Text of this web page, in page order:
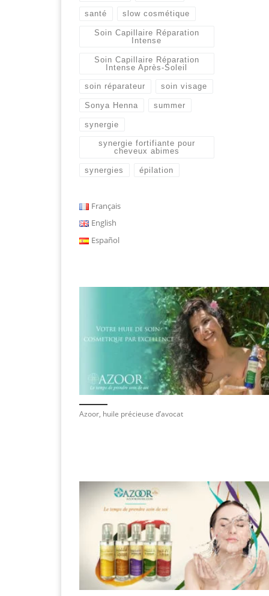
santé slow cosmétique
Soin Capillaire Réparation
Intense
Soin Capillaire Réparation
Intense Après-Soleil
soin réparateur soin visage
Sonya Henna summer
synergie
synergie fortifiante pour
cheveux abimes
synergies épilation
Français
English
Español
Azoor, huile précieuse d’avocat